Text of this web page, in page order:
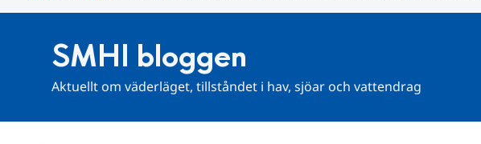
SMHI bloggen
Aktuellt om väderläget, tillståndet i hav, sjöar och vattendrag